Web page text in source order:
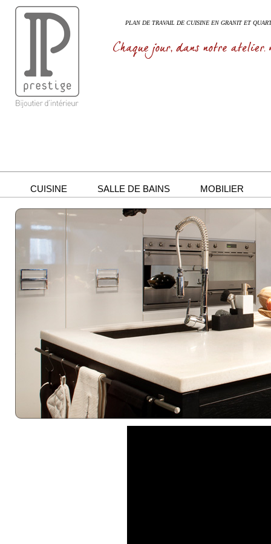
PLAN DE TRAVAIL DE CUISINE EN GRANIT ET
CUISINE SALLE DE BAINS MOBILIER